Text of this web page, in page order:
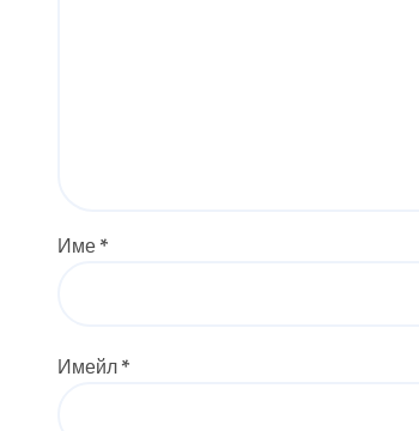
Име *
Имейл *